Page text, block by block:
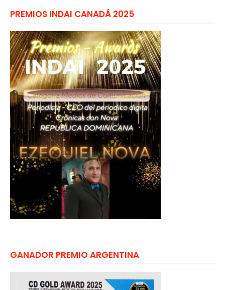
PREMIOS INDAI CANADÁ 2025
GANADOR PREMIO ARGENTINA